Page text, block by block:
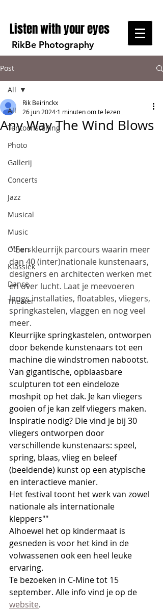
Listen with your eyes
RikBe Photography
Post
All
Tentoonstelling
Photo
Gallerij
Concerts
Jazz
Musical
Music
Others
Klassiek
Dance
Theater
All
Any Way The Wind Blows
Rik Beirinckx
26 jun 2024 1 minuten om te lezen
""Een kleurrijk parcours waarin meer
dan 40 (inter)nationale kunstenaars,
designers en architecten werken met
en over lucht. Laat je meevoeren
langs installaties, floatables, vliegers,
springkastelen, vlaggen en nog veel
meer.
Kleurrijke springkastelen, ontworpen
door bekende kunstenaars tot een
machine die windstromen nabootst.
Van gigantische, opblaasbare
sculpturen tot een eindeloze
moshpit op het dak. Je kan vliegers
gooien of je kan zelf vliegers maken.
Inspiratie nodig? Die vind je bij 30
vliegers ontworpen door
verschillende kunstenaars: speel,
spring, blaas, vlieg en beleef
(beeldende) kunst op een atypische
en interactieve manier.
Het festival toont het werk van zowel
nationale als internationale
kleppers""
Alhoewel het op kindermaat is
gesneden is voor het kind in de
volwassenen ook een heel leuke
ervaring.
Te bezoeken in C-Mine tot 15
september. Alle info vind je op de
website.